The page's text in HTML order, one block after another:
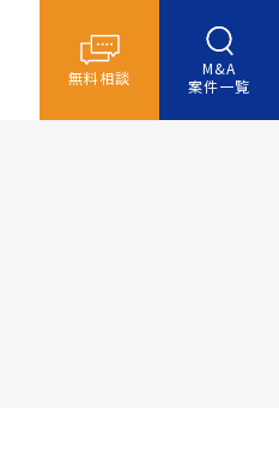
無料相談
M&A
案件一覧